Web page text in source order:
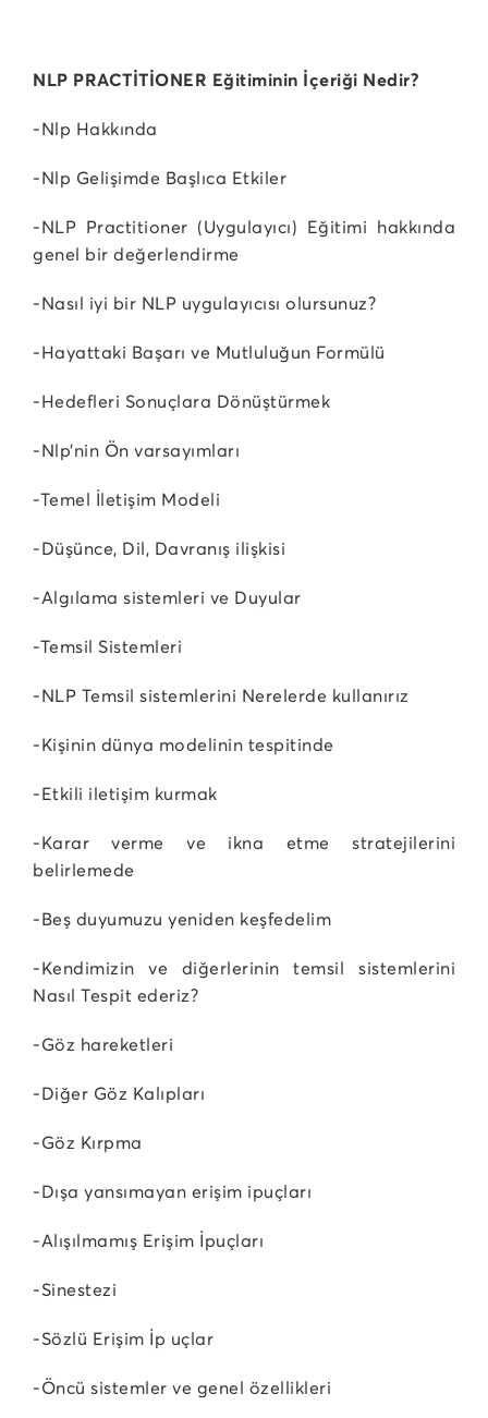
NLP PRACTİTİONER Eğitiminin İçeriği Nedir?
-Nlp Hakkında
-Nlp Gelişimde Başlıca Etkiler
-NLP Practitioner (Uygulayıcı) Eğitimi hakkında
genel bir değerlendirme
-Nasıl iyi bir NLP uygulayıcısı olursunuz?
-Hayattaki Başarı ve Mutluluğun Formülü
-Hedefleri Sonuçlara Dönüştürmek
-Nlp’nin Ön varsayımları
-Temel İletişim Modeli
-Düşünce, Dil, Davranış ilişkisi
-Algılama sistemleri ve Duyular
-Temsil Sistemleri
-NLP Temsil sistemlerini Nerelerde kullanırız
-Kişinin dünya modelinin tespitinde
-Etkili iletişim kurmak
-Karar verme ve ikna etme stratejilerini
belirlemede
-Beş duyumuzu yeniden keşfedelim
-Kendimizin ve diğerlerinin temsil sistemlerini
Nasıl Tespit ederiz?
-Göz hareketleri
-Diğer Göz Kalıpları
-Göz Kırpma
-Dışa yansımayan erişim ipuçları
-Alışılmamış Erişim İpuçları
-Sinestezi
-Sözlü Erişim İp uçlar
-Öncü sistemler ve genel özellikleri